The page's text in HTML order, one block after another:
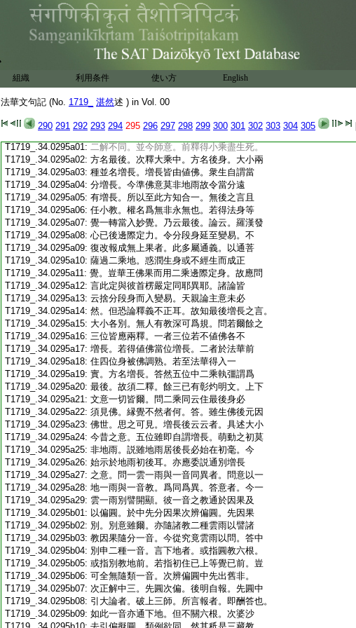
組織 利用条件 使い方 English
法華文句記 (No. 1719_ 湛然述 ) in Vol. 00
290 291 292 293 294 295 296 297 298 299 300 301 302 303 304 305
T1719_.34.0294c19:況復通進遍入五中。爲是義故擧進攝六。
T1719_.34.0294c20: 故不可二木唯在三秖。小樹中經既云常
T1719_.34.0294c21:行慈悲自知作佛。六度菩薩第三僧祇方乃
T1719_.34.0294c22:
定知。故不及通但過二地必知作佛。故與
前異乃從勝標。大樹中既云轉不退輪。別
T1719_.34.0294c24:人初地能轉法輪。是念不退。藏通至果方轉
T1719_.34.0294c25:法輪。豈得名爲如是菩薩。故知在別。次義
T1719_.34.0294c26:
立三木通三菩薩。令識通方故更釋之。
T1719_.34.0294c27:故正法華初例則云三木二草。以小草爲悠
T1719_.34.0294c28: 悠藥。以上草爲上尊藥。頌文乃云三藥二
T1719_.34.0295a01: 二解不同。並今師意。前釋得小乘盡生死。
T1719_.34.0295a02: 方名最後。次釋大乘中。方名後身。大小兩
T1719_.34.0295a03: 種並名増長。増長皆由値佛。衆生自謂當
T1719_.34.0295a04: 分増長。今準佛意莫非地雨故令當分遠
T1719_.34.0295a05: 有増長。所以至此方知合一。無後之言且
T1719_.34.0295a06: 任小教。權名爲無非永無也。若得法身等
T1719_.34.0295a07: 覺一轉當入妙覺。乃云最後。論云。羅漢發
T1719_.34.0295a08: 心已後邊際定力。令分段身延至變易。不
T1719_.34.0295a09: 復改報成無上果者。此多屬通義。以通菩
T1719_.34.0295a10: 薩過二乘地。惑潤生身或不經生而成正
T1719_.34.0295a11: 覺。豈華王佛果而用二乘邊際定身。故應問
T1719_.34.0295a12: 言此定與彼首楞嚴定同耶異耶。諸論皆
T1719_.34.0295a13: 云捨分段身而入變易。天親論主意未必
T1719_.34.0295a14: 然。但恐論釋義不正耳。故知最後増長之言。
T1719_.34.0295a15: 大小各別。無人有教深可爲規。問若爾餘之
T1719_.34.0295a16: 三位皆應兩釋。一者三位若不値佛各不
T1719_.34.0295a17: 増長。若得値佛當位増長。二者於法華前
T1719_.34.0295a18: 住四位身被佛調熟。若至法華得入一
T1719_.34.0295a19: 實。方名増長。答然五位中二乘執彊謂爲
T1719_.34.0295a20: 最後。故須二釋。餘三已有彰灼明文。上下
T1719_.34.0295a21: 文意一切皆爾。問二乘同云住最後身必
T1719_.34.0295a22: 須見佛。縁覺不然者何。答。雖生佛後元因
T1719_.34.0295a23: 佛世。思之可見。増長後云云者。具述大小
T1719_.34.0295a24: 今昔之意。五位雖即自謂増長。萌動之初莫
T1719_.34.0295a25: 非地雨。説雖地雨居後長必始在初毫。今
T1719_.34.0295a26: 始示於地雨初後耳。亦應委説通別増長
T1719_.34.0295a27: 之意。問一雲一雨與一音同異者。問意以一
T1719_.34.0295a28: 地一雨與一音教。爲同爲異。答意者。今一
T1719_.34.0295a29: 雲一雨別譬開顯。彼一音之教通於因果及
T1719_.34.0295b01: 以偏圓。於中先分因果次辨偏圓。先因果
T1719_.34.0295b02: 別。別意雖爾。亦隨諸教二種雲雨以譬諸
T1719_.34.0295b03: 教因果隨分一音。今從究竟雲雨以問。答中
T1719_.34.0295b04: 別申二種一音。言下地者。或指圓教六根。
T1719_.34.0295b05: 或指別教地前。若指初住已上等覺已前。豈
T1719_.34.0295b06: 可全無隨類一音。次辨偏圓中先出舊非。
T1719_.34.0295b07: 次正解中三。先圓次偏。後明自報。先圓中
T1719_.34.0295b08: 引大論者。破上三師。所言報者。即酬答也。
T1719_.34.0295b09: 如此一音亦通下地。但不關六根。次婆沙